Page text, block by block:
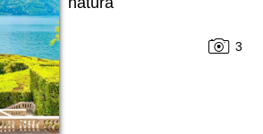
3